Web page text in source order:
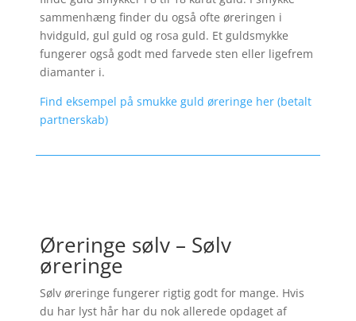
sammenhæng finder du også ofte øreringen i
hvidguld, gul guld og rosa guld. Et guldsmykke
fungerer også godt med farvede sten eller ligefrem
diamanter i.
Find eksempel på smukke guld øreringe her (betalt
partnerskab)
Øreringe sølv – Sølv
øreringe
Sølv øreringe fungerer rigtig godt for mange. Hvis
du har lyst hår har du nok allerede opdaget af